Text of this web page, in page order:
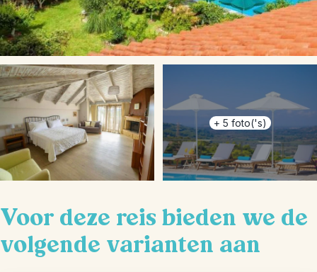
+ 5 foto('s)
Voor deze reis bieden we de
volgende varianten aan